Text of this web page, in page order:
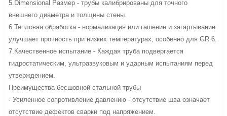
5.Dimensional Размер - трубы калибрированы для точного
внешнего диаметра и толщины стены.
6.Тепловая обработка - нормализация или гашение и загартывание
улучшает прочность при низких температурах, особенно для GR.6.
7.Качественное испытание - Каждая труба подвергается
гидростатическим, ультразвуковым и ударным испытаниям перед
утверждением.
Преимущества бесшовной стальной трубы
· Усиленное сопротивление давлению - отсутствие шва означает
отсутствие дефектов сварки под напряжением.